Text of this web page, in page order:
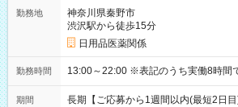
勤務地
神奈川県秦野市
渋沢駅から徒歩15分
日用品医薬関係
勤務時間 13:00～22:00 ※表記のうち実働8時
期間
長期【ご応募から1週間以内(最短2日目